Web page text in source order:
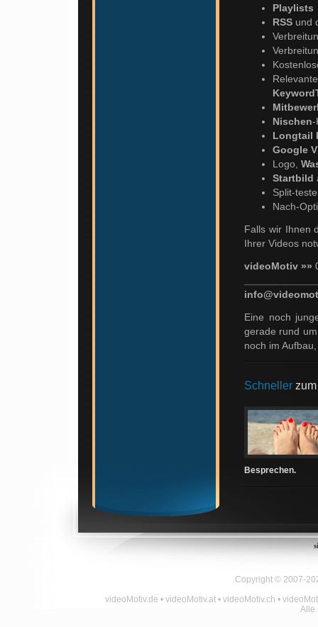
Playlists
RSS und
Nischen-
Longtail
Google
Logo,
Startbild
Split-
Nach-
Falls wir Ihnen
Ihrer Videos
videoMotiv »»
Eine noch
gerade rund
noch im
Schneller
Besprechen.
Copyright © 2007-
videoMotiv.de • videoMotiv.at • videoMotiv.ch •
Alle